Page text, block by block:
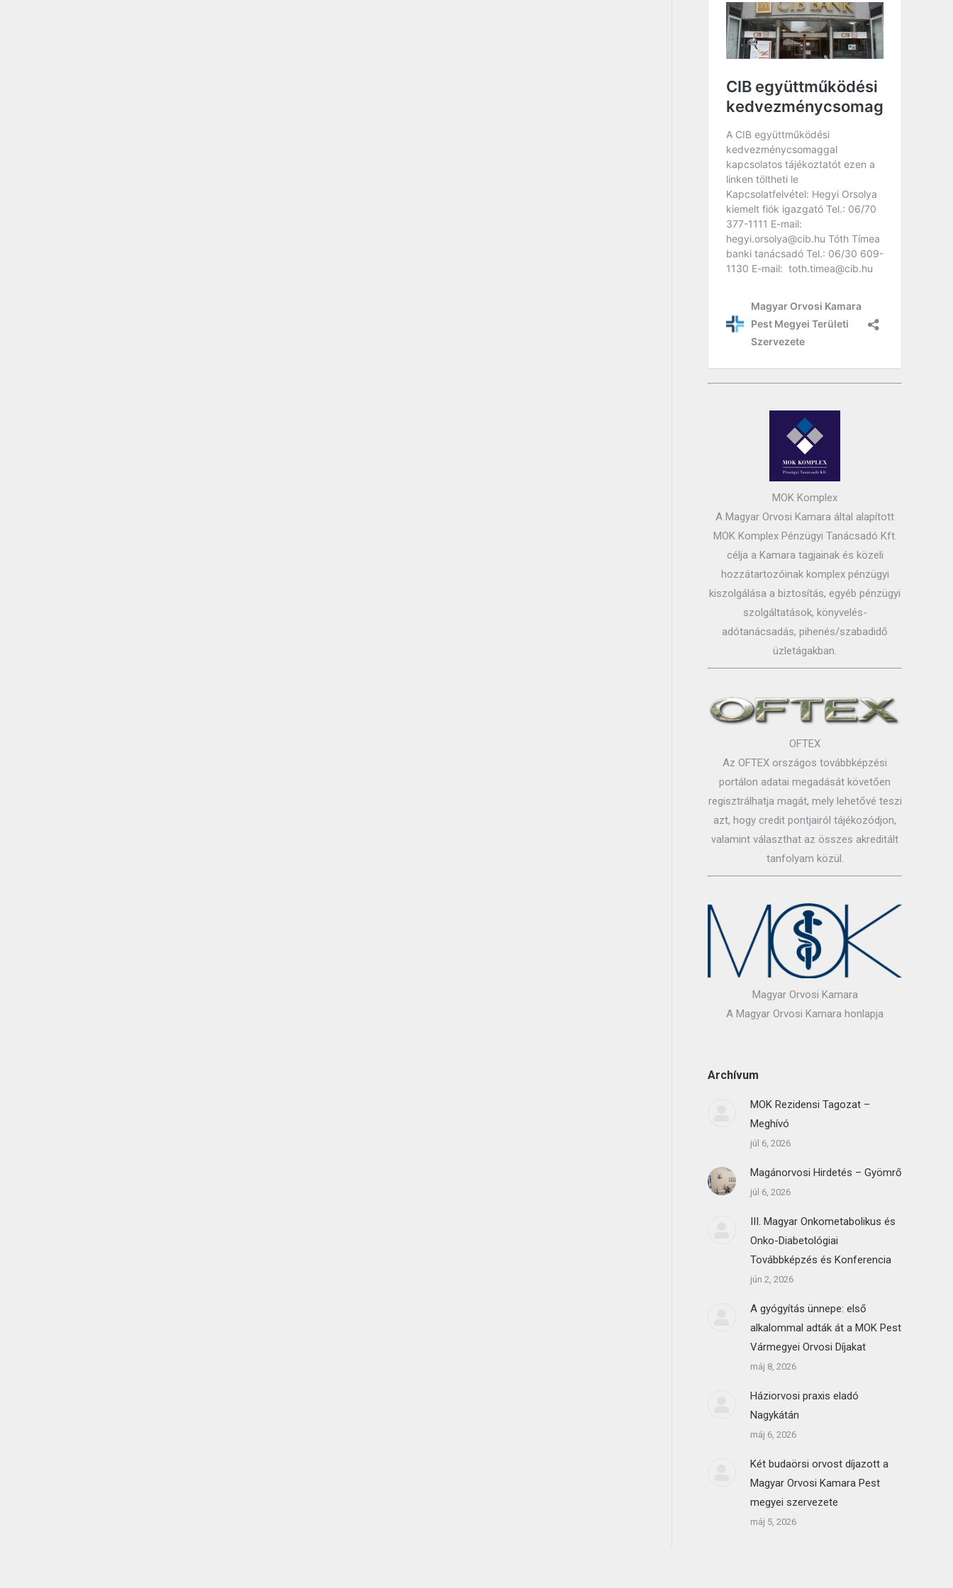
MOK Komplex
A Magyar Orvosi Kamara által alapított
MOK Komplex Pénzügyi Tanácsadó Kft.
célja a Kamara tagjainak és közeli
hozzátartozóinak komplex pénzügyi
kiszolgálása a biztosítás, egyéb pénzügyi
szolgáltatások, könyvelés-
adótanácsadás, pihenés/szabadidő
üzletágakban.
OFTEX
Az OFTEX országos továbbképzési
portálon adatai megadását követően
regisztrálhatja magát, mely lehetővé teszi
azt, hogy credit pontjairól tájékozódjon,
valamint választhat az összes akreditált
tanfolyam közül.
Magyar Orvosi Kamara
A Magyar Orvosi Kamara honlapja
Archívum
MOK Rezidensi Tagozat –
Meghívó
júl 6, 2026
Magánorvosi Hirdetés – Gyömrő
júl 6, 2026
III. Magyar Onkometabolikus és
Onko-Diabetológiai
Továbbképzés és Konferencia
jún 2, 2026
A gyógyítás ünnepe: első
alkalommal adták át a MOK Pest
Vármegyei Orvosi Díjakat
máj 8, 2026
Háziorvosi praxis eladó
Nagykátán
máj 6, 2026
Két budaörsi orvost díjazott a
Magyar Orvosi Kamara Pest
megyei szervezete
máj 5, 2026